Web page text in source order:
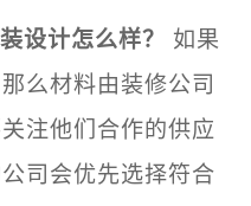
设计怎么样？
如果
么材料由装修公司
注他们合作的供应
司会优先选择符合